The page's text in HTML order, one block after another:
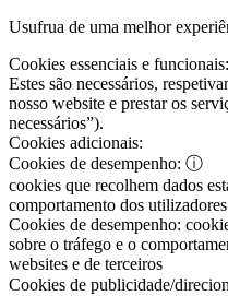
Usufrua de uma melhor
Cookies essenciais e funcionais:
Estes são necessários,
nosso website e prestar os
necessários”).
Cookies adicionais:
Cookies de desempenho: ⓘ
cookies que recolhem dados
comportamento dos
Cookies de desempenho:
sobre o tráfego e o
websites e de terceiros
Cookies de publicidade/